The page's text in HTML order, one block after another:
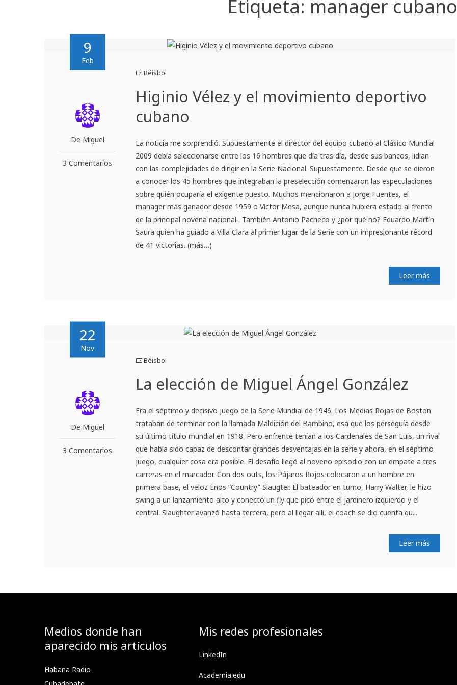
Etiqueta: manager cubano
9
Feb
De Miguel
3 Comentarios
Béisbol
Higinio Vélez y el movimiento deportivo
cubano
La noticia me sorprendió. Supuestamente el director del equipo cubano al Clásico Mundial
2009 debía seleccionarse entre los 16 hombres que día tras día, desde sus bancos, lidian
con las complejidades de dirigir en la Serie Nacional. Supuestamente. Desde que se dieron
a conocer los 45 hombres que integraban la preselección comenzaron las especulaciones
sobre quién ocuparía el exigente puesto. Muchos mencionaron a Jorge Fuentes, el
manager más ganador desde 1959 o Víctor Mesa, aunque nunca hubiera estado al frente
de la principal novena nacional. También Antonio Pacheco y ¿por qué no? Eduardo Martín
Saura quien ha guiado a Villa Clara al primer lugar de la Serie con un impresionante récord
de 41 victorias. (más…)
Leer más
22
Nov
De Miguel
3 Comentarios
Béisbol
La elección de Miguel Ángel González
Era el séptimo y decisivo juego de la Serie Mundial de 1946. Los Medias Rojas de Boston
trataban de terminar con la llamada Maldición del Bambino, esa que los perseguía desde
su último título mundial en 1918. Pero enfrente tenían a los Cardenales de San Luis, un rival
que había sido capaz de descontar grandes desventajas en la serie y ahora, en el séptimo
juego, cualquier cosa era posible. El desafío llegó al noveno episodio con un empate a tres
carreras en el marcador. Con dos outs, los Pájaros Rojos colocaron a un hombre en
primera base, el veloz Enos “Country” Slaugter. El bateador en turno, Harry Walter, le hizo
swing a un lanzamiento alto y conectó un fly que picó entre el jardinero izquierdo y el
central. Slaughter avanzó hasta tercera, pero al llegar allí, el coach se dio cuenta qu...
Leer más
Medios donde han
aparecido mis artículos
Habana Radio
Mis redes profesionales
LinkedIn
Academia.edu